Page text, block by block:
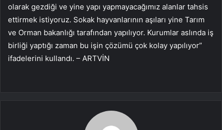
olarak gezdiği ve yine yapı yapmayacağımız alanlar tahsis
ettirmek istiyoruz. Sokak hayvanlarının aşıları yine Tarım
ve Orman bakanlığı tarafından yapılıyor. Kurumlar aslında iş
birliği yaptığı zaman bu işin çözümü çok kolay yapılıyor”
ifadelerini kullandı. – ARTVİN